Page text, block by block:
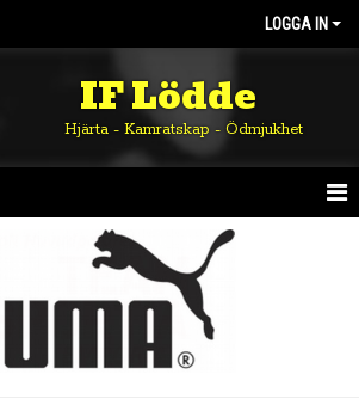
LOGGA IN
IF Lödde
Hjärta - Kamratskap - Ödmjukhet